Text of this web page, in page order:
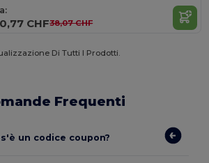
CHF38,07 CHF
Di Tutti I Prodotti.
Frequenti
un codice coupon?